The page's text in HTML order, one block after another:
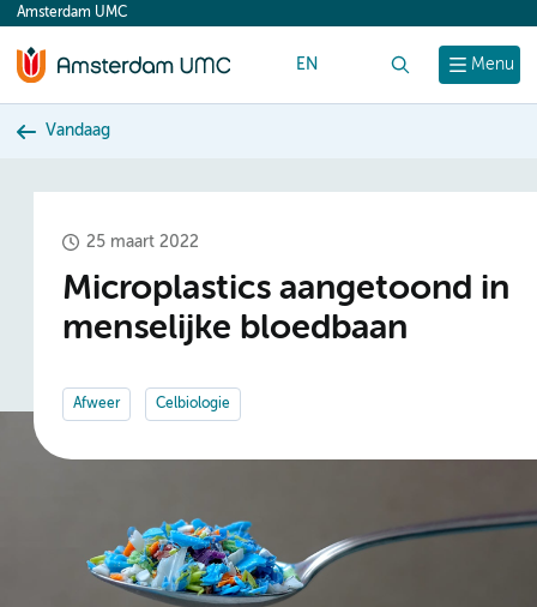
content
Menu
Amsterdam UMC
EN
Vandaag
25 maart 2022
Microplastics aangetoond in
menselijke bloedbaan
Afweer Celbiologie